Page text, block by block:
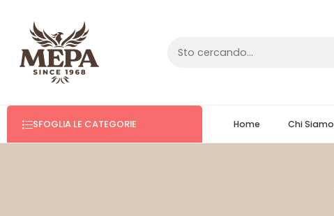
SFOGLIA LE CATEGORIE Home Chi Siamo